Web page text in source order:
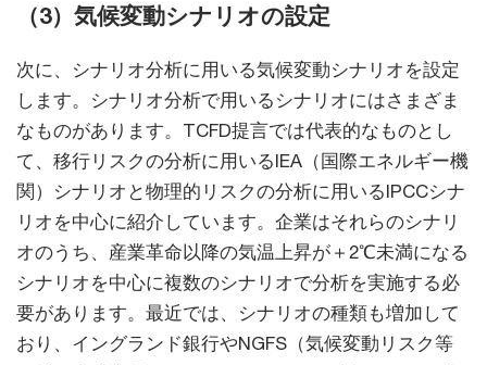
（3）気候変動シナリオの設定
次に、シナリオ分析に用いる気候変動シナリオを設定
します。シナリオ分析で用いるシナリオにはさまざま
なものがあります。TCFD提言では代表的なものとし
て、移行リスクの分析に用いるIEA（国際エネルギー機
関）シナリオと物理的リスクの分析に用いるIPCCシナ
リオを中心に紹介しています。企業はそれらのシナリ
オのうち、産業革命以降の気温上昇が＋2℃未満になる
シナリオを中心に複数のシナリオで分析を実施する必
要があります。最近では、シナリオの種類も増加して
おり、イングランド銀行やNGFS（気候変動リスク等